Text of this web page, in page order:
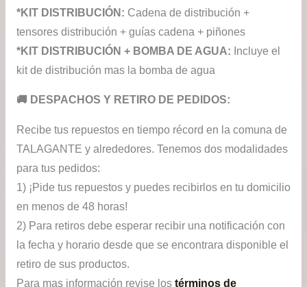
*KIT DISTRIBUCIÓN: Cadena de distribución +
tensores distribución + guías cadena + piñones
*KIT DISTRIBUCIÓN + BOMBA DE AGUA: Incluye el
kit de distribución mas la bomba de agua
​🚚​ DESPACHOS Y RETIRO DE PEDIDOS:
Recibe tus repuestos en tiempo récord en la comuna de
TALAGANTE y alrededores. Tenemos dos modalidades
para tus pedidos:
1) ¡Pide tus repuestos y puedes recibirlos en tu domicilio
en menos de 48 horas!
2) Para retiros debe esperar recibir una notificación con
la fecha y horario desde que se encontrara disponible el
retiro de sus productos.
Para mas información revise los términos de